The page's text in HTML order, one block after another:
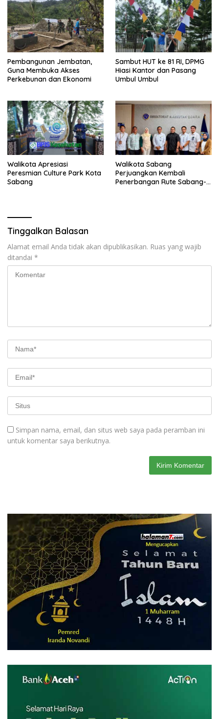
Pembangunan Jembatan,
Guna Membuka Akses
Perkebunan dan Ekonomi
Sambut HUT ke 81 RI, DPMG
Hiasi Kantor dan Pasang
Umbul Umbul
Walikota Apresiasi
Peresmian Culture Park Kota
Sabang
Walikota Sabang
Perjuangkan Kembali
Penerbangan Rute Sabang-
Tinggalkan Balasan
Alamat email Anda tidak akan dipublikasikan. Ruas yang wajib
ditandai *
Simpan nama, email, dan situs web saya pada peramban ini
untuk komentar saya berikutnya.